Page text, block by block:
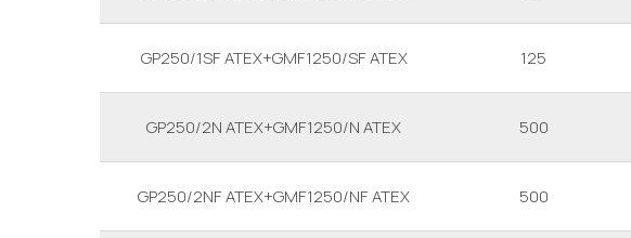
GP250/1SF ATEX+GMF1250/SF ATEX 125
GP250/2N ATEX+GMF1250/N ATEX 500
GP250/2NF ATEX+GMF1250/NF ATEX 500